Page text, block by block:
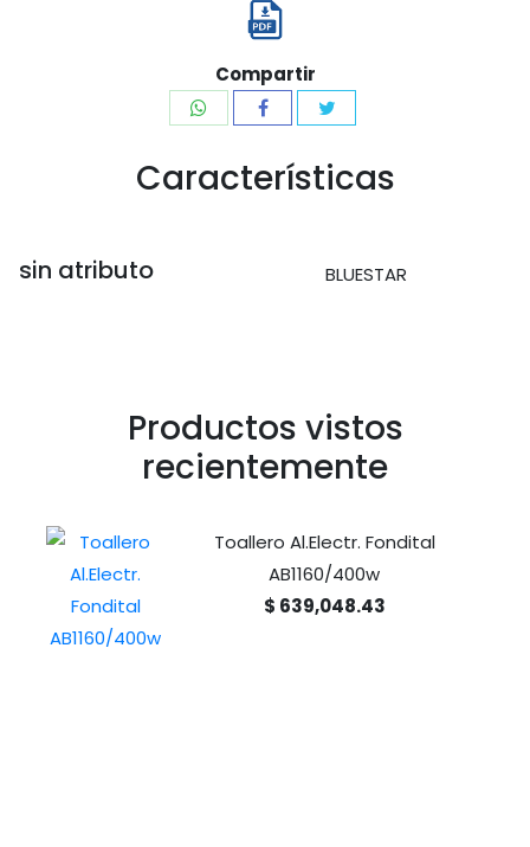
Compartir
Características
sin atributo BLUESTAR
Productos vistos
recientemente
Toallero Al.Electr. Fondital
AB1160/400w
$ 639,048.43